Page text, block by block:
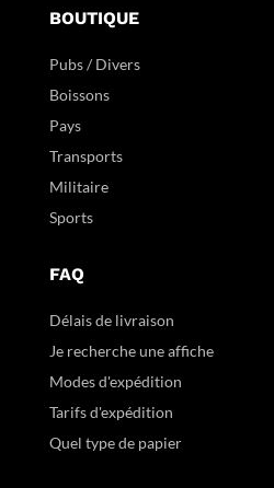
BOUTIQUE
Pubs / Divers
Boissons
Pays
Transports
Militaire
Sports
FAQ
Délais de livraison
Je recherche une affiche
Modes d'expédition
Tarifs d'expédition
Quel type de papier